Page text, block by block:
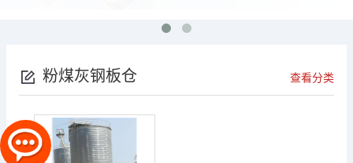
粉煤灰钢板仓 查看分类